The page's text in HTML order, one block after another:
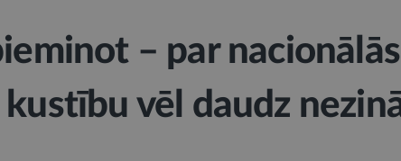
– par nacionālās
vēl daudz